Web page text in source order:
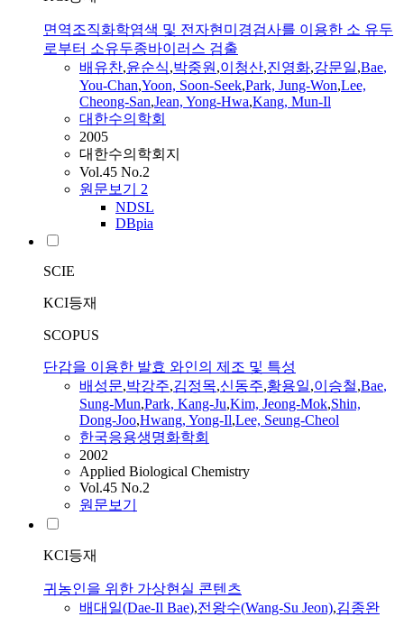
면역조직화학염색 및 전자현미경검사를 이용한 소 유두
로부터 소유두종바이러스 검출
배 유찬,윤순식,박중원,이청산,진영화,강문일,Bae,
You-Chan,Yoon, Soon-Seek,Park, Jung-Won,Lee,
Cheong-San,Jean, Yong-Hwa,Kang, Mun-Il
대한수의학회
2005
대한수의학회지
Vol.45 No.2
원문보기 2
NDSL
DBpia
SCIE
KCI등재
SCOPUS
단감을 이용한 발효 와인의 제조 및 특성
배 성문,박강주,김정목,신동주,황용일,이승철,Bae,
Sung-Mun,Park, Kang-Ju,Kim, Jeong-Mok,Shin,
Dong-Joo,Hwang, Yong-Il,Lee, Seung-Cheol
한국응용생명화학회
2002
Applied Biological Chemistry
Vol.45 No.2
원문보기
KCI등재
귀농인을 위한 가상현실 콘텐츠
배대일(Dae-Il Bae),전왕수(Wang-Su Jeon),김종완